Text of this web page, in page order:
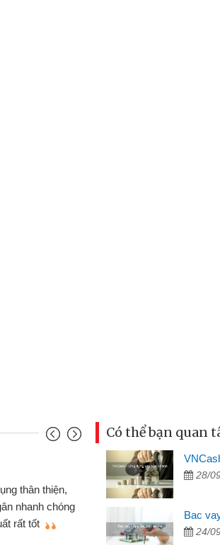
cầm cố chiếc xe wave
tiền bằng CMND online
lợi, sẽ giới thiệu cho bạn
Có thể bạn quan
28/
Bac
24/